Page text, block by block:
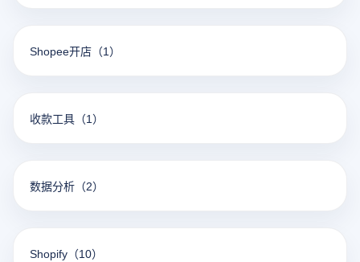
Shopee开店 （1）
收款工具 （1）
数据分析 （2）
Shopify （10）